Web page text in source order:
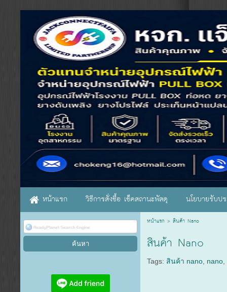
หน้าแรก วิธีการสั่งซื้อ เช็คสถานะพัสดุ นโยบายรับป
หน้าแรก > สินค้า Nano
สินค้า Nano
Tags: สินค้า nano nano